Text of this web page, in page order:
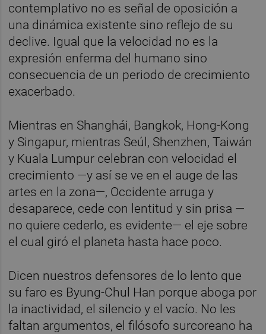
contemplativo no es señal de oposición a
una dinámica existente sino reflejo de su
declive. Igual que la velocidad no es la
expresión enferma del humano sino
consecuencia de un periodo de crecimiento
exacerbado.
Mientras en Shanghái, Bangkok, Hong-Kong
y Singapur, mientras Seúl, Shenzhen, Taiwán
y Kuala Lumpur celebran con velocidad el
crecimiento —y así se ve en el auge de las
artes en la zona—, Occidente arruga y
desaparece, cede con lentitud y sin prisa —
no quiere cederlo, es evidente— el eje sobre
el cual giró el planeta hasta hace poco.
Dicen nuestros defensores de lo lento que
su faro es Byung-Chul Han porque aboga por
la inactividad, el silencio y el vacío. No les
faltan argumentos, el filósofo surcoreano ha